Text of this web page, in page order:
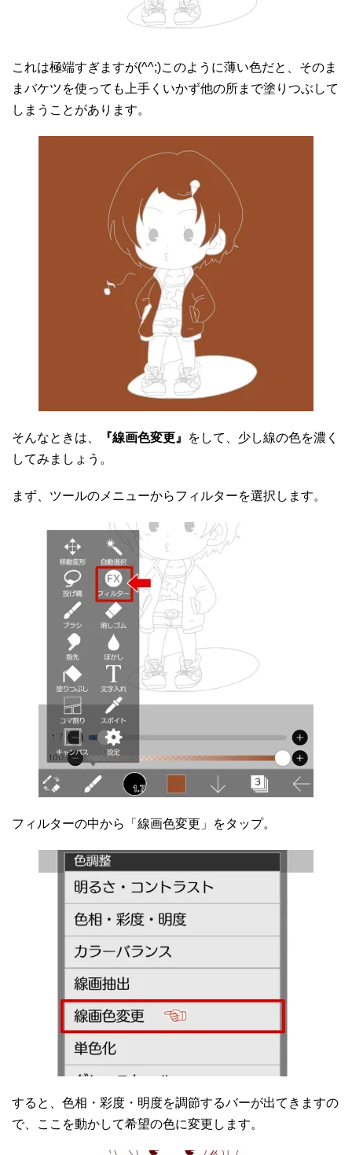
これは極端すぎますが(^^;)このように薄い色だと、そのま
まバケツを使っても上手くいかず他の所まで塗りつぶして
しまうことがあります。
そんなときは、 『線画色変更』
をして、少し線の色を濃く
してみましょう。
まず、ツールのメニューからフィルターを選択します。
フィルターの中から「線画色変更」をタップ。
すると、色相・彩度・明度を調節するバーが出てきますの
で、ここを動かして希望の色に変更します。